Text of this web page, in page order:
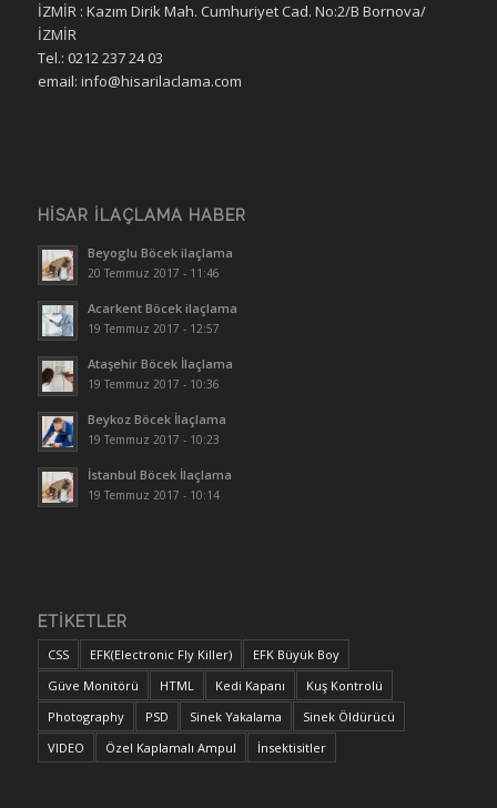
İZMİR : Kazım Dirik Mah. Cumhuriyet Cad. No:2/B Bornova/
İZMİR
Tel.: 0212 237 24 03
email: info@hisarilaclama.com
HISAR İLAÇLAMA HABER
Beyoglu Böcek ilaçlama
20 Temmuz 2017 - 11:46
Acarkent Böcek ilaçlama
19 Temmuz 2017 - 12:57
Ataşehir Böcek İlaçlama
19 Temmuz 2017 - 10:36
Beykoz Böcek İlaçlama
19 Temmuz 2017 - 10:23
İstanbul Böcek İlaçlama
19 Temmuz 2017 - 10:14
ETIKETLER
CSS EFK(Electronic Fly Killer)
EFK Büyük Boy
Güve Monitörü
HTML Kedi Kapanı
Kuş Kontrolü
Photography
PSD Sinek Yakalama
Sinek Öldürücü
VIDEO
Özel Kaplamalı Ampul İnsektisitler